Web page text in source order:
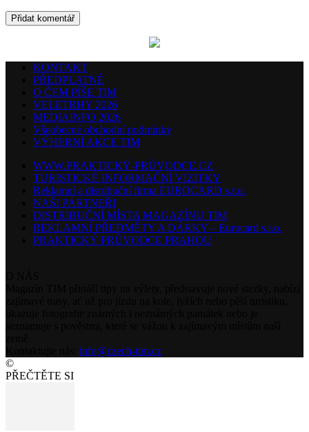
KONTAKT
PŘEDPLATNÉ
O ČEM PÍŠE TIM
VELETRHY 2026
MEDIAINFO 2026
Všeobecné obchodní podmínky
VÝHERNÍ AKCE TIM
WWW.PRAKTICKÝ-PRŮVODCE.CZ
TURISTICKÉ INFORMAČNÍ VIZITKY
Reklamní a distribuční firma EUROCARD s.r.o.
NAŠI PARTNEŘI
DISTRIBUČNÍ MÍSTA MAGAZÍNU TIM
REKLAMNÍ PŘEDMĚTY A DÁRKY – Eurocard s.r.o.
PRAKTICKÝ PRŮVODCE PRAHOU
info@czech-tim.cz
©
PŘEČTĚTE SI